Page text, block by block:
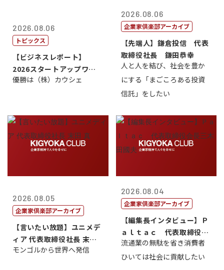
2026.08.06
トピックス
【ビジネスレポート】
2026スタートアップワー
ルドカップ東京
優勝は（株）カウシェ
2026.08.06
企業家倶楽部アーカイブ
【先端人】鎌倉投信 代表
取締役社長 鎌田恭幸
人と人を結び、社会を豊か
にする「まごころある投資
信託」をしたい
2026.08.05
企業家倶楽部アーカイブ
【言いたい放題】ユニメデ
ィア 代表取締役社長 末田
真
モンゴルから世界へ発信
2026.08.04
企業家倶楽部アーカイブ
【編集長インタビュー】Ｐ
ａｌｔａｃ 代表取締役会
長三木田國夫
流通業の無駄を省き消費者
ひいては社会に貢献したい